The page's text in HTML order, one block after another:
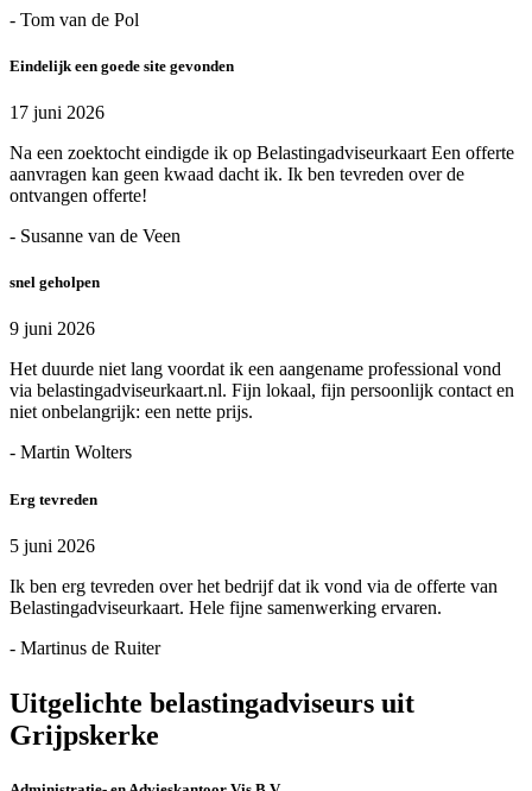
- Tom van de Pol
Eindelijk een goede site gevonden
17 juni 2026
Na een zoektocht eindigde ik op Belastingadviseurkaart Een offerte
aanvragen kan geen kwaad dacht ik. Ik ben tevreden over de
ontvangen offerte!
- Susanne van de Veen
snel geholpen
9 juni 2026
Het duurde niet lang voordat ik een aangename professional vond
via belastingadviseurkaart.nl. Fijn lokaal, fijn persoonlijk contact en
niet onbelangrijk: een nette prijs.
- Martin Wolters
Erg tevreden
5 juni 2026
Ik ben erg tevreden over het bedrijf dat ik vond via de offerte van
Belastingadviseurkaart. Hele fijne samenwerking ervaren.
- Martinus de Ruiter
Uitgelichte belastingadviseurs uit
Grijpskerke